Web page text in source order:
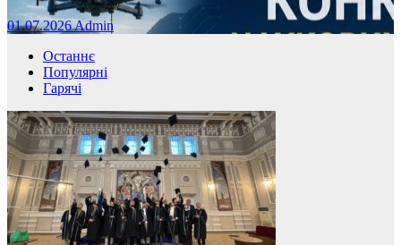
01.07.2026Admin
Останнє
Популярні
Гарячі